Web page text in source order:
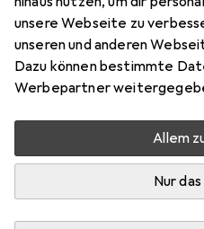
unsere Webseite zu
unseren und anderen
Dazu können bestimmte
Werbepartner
Allem
Nur
Hier findest du passendes
aus der Kategorie
Relevanz